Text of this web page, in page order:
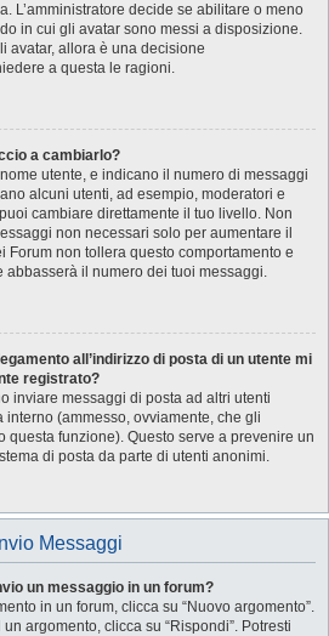
L’amministratore decide se abilitare o meno
in cui gli avatar sono messi a disposizione.
avatar, allora è una decisione
a questa le ragioni.
a cambiarlo?
utente, e indicano il numero di messaggi
alcuni utenti, ad esempio, moderatori e
cambiare direttamente il tuo livello. Non
non necessari solo per aumentare il
Forum non tollera questo comportamento e
abbasserà il numero dei tuoi messaggi.
all’indirizzo di posta di un utente mi
registrato?
inviare messaggi di posta ad altri utenti
(ammesso, ovviamente, che gli
questa funzione). Questo serve a prevenire un
di posta da parte di utenti anonimi.
Invio Messaggi
un messaggio in un forum?
in un forum, clicca su “Nuovo argomento”.
argomento, clicca su “Rispondi”. Potresti